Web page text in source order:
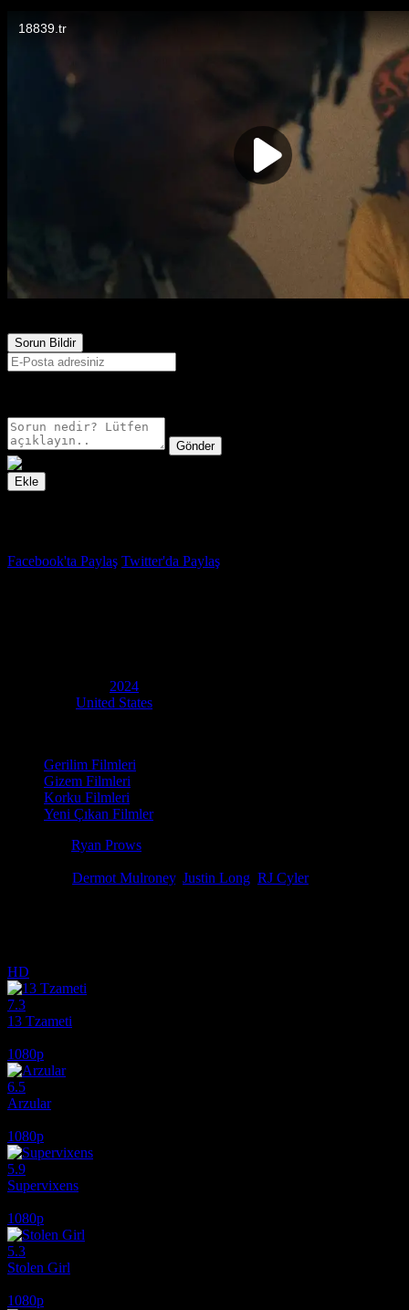
Sorun Bildir
Gönder
Ekle
Facebook'ta Paylaş Twitter'da Paylaş
2024
United States
Gerilim Filmleri
Gizem Filmleri
Korku Filmleri
Yeni Çıkan Filmler
Ryan Prows
Dermot Mulroney, Justin Long RJ Cyler
HD
7.3
13 Tzameti
1080p
6.5
Arzular
1080p
5.9
Supervixens
1080p
5.3
Stolen Girl
1080p